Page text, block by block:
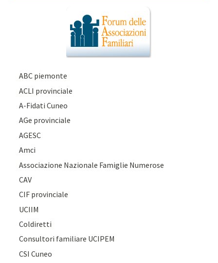
ABC piemonte
ACLI provinciale
A-Fidati Cuneo
AGe provinciale
AGESC
Amci
Associazione Nazionale Famiglie Numerose
CAV
CIF provinciale
UCIIM
Coldiretti
Consultori familiare UCIPEM
CSI Cuneo